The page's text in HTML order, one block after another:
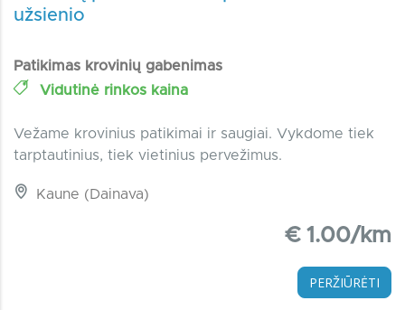
užsienio
Patikimas krovinių gabenimas
Vidutinė rinkos kaina
Vežame krovinius patikimai ir saugiai. Vykdome tiek
tarptautinius, tiek vietinius pervežimus.
Kaune (Dainava)
€ 1.00/km
PERŽIŪRĖTI